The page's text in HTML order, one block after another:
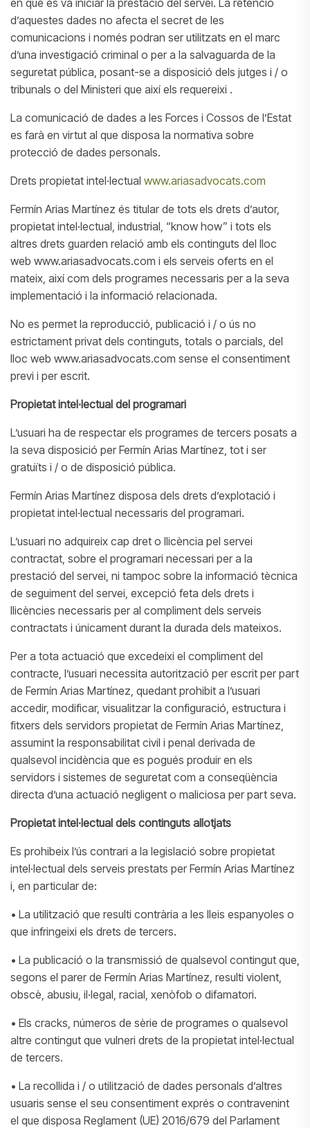
en què es va iniciar la prestació del servei. La retenció
d’aquestes dades no afecta el secret de les
comunicacions i només podran ser utilitzats en el marc
d’una investigació criminal o per a la salvaguarda de la
seguretat pública, posant-se a disposició dels jutges i / o
tribunals o del Ministeri que així els requereixi .
La comunicació de dades a les Forces i Cossos de l’Estat
es farà en virtut al que disposa la normativa sobre
protecció de dades personals.
Drets propietat intel·lectual www.ariasadvocats.com
Fermín Arias Martínez és titular de tots els drets d’autor,
propietat intel·lectual, industrial, “know how” i tots els
altres drets guarden relació amb els continguts del lloc
web www.ariasadvocats.com i els serveis oferts en el
mateix, així com dels programes necessaris per a la seva
implementació i la informació relacionada.
No es permet la reproducció, publicació i / o ús no
estrictament privat dels continguts, totals o parcials, del
lloc web www.ariasadvocats.com sense el consentiment
previ i per escrit.
Propietat intel·lectual del programari
L’usuari ha de respectar els programes de tercers posats a
la seva disposició per Fermín Arias Martínez, tot i ser
gratuïts i / o de disposició pública.
Fermín Arias Martínez disposa dels drets d’explotació i
propietat intel·lectual necessaris del programari.
L’usuari no adquireix cap dret o llicència pel servei
contractat, sobre el programari necessari per a la
prestació del servei, ni tampoc sobre la informació tècnica
de seguiment del servei, excepció feta dels drets i
llicències necessaris per al compliment dels serveis
contractats i únicament durant la durada dels mateixos.
Per a tota actuació que excedeixi el compliment del
contracte, l’usuari necessita autorització per escrit per part
de Fermín Arias Martínez, quedant prohibit a l’usuari
accedir, modificar, visualitzar la configuració, estructura i
fitxers dels servidors propietat de Fermín Arias Martínez,
assumint la responsabilitat civil i penal derivada de
qualsevol incidència que es pogués produir en els
servidors i sistemes de seguretat com a conseqüència
directa d’una actuació negligent o maliciosa per part seva.
Propietat intel·lectual dels continguts allotjats
Es prohibeix l’ús contrari a la legislació sobre propietat
intel·lectual dels serveis prestats per Fermín Arias Martínez
i, en particular de:
• La utilització que resulti contrària a les lleis espanyoles o
que infringeixi els drets de tercers.
• La publicació o la transmissió de qualsevol contingut que,
segons el parer de Fermín Arias Martínez, resulti violent,
obscè, abusiu, il·legal, racial, xenòfob o difamatori.
• Els cracks, números de sèrie de programes o qualsevol
altre contingut que vulneri drets de la propietat intel·lectual
de tercers.
• La recollida i / o utilització de dades personals d’altres
usuaris sense el seu consentiment exprés o contravenint
el que disposa Reglament (UE) 2016/679 del Parlament